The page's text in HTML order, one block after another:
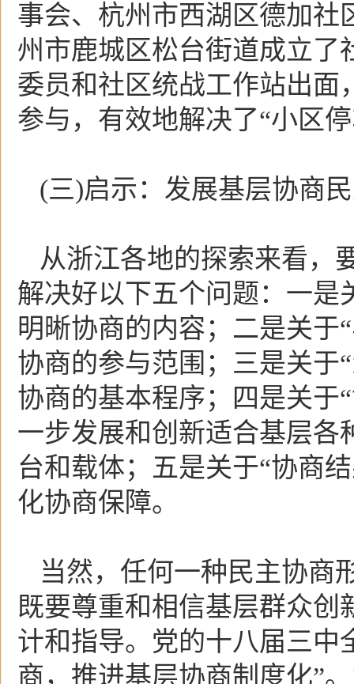
事会、杭州市西湖区德加社
州市鹿城区松台街道成立了
委员和社区统战工作站出面
参与，有效地解决了“小区
(三)启示：发展基层协商
从浙江各地的探索来看，
解决好以下五个问题：一是
明晰协商的内容；二是关于
协商的参与范围；三是关于
协商的基本程序；四是关于
一步发展和创新适合基层各
台和载体；五是关于“协商
化协商保障。
当然，任何一种民主协商
既要尊重和相信基层群众创
计和指导。党的十八届三中
商，推进基层协商制度化”